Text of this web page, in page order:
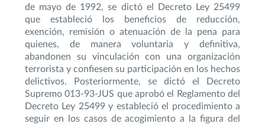
de mayo de 1992, se dictó el Decreto Ley 25499
que estableció los beneficios de reducción,
exención, remisión o atenuación de la pena para
quienes, de manera voluntaria y definitiva,
abandonen su vinculación con una organización
terrorista y confiesen su participación en los hechos
delictivos. Posteriormente, se dictó el Decreto
Supremo 013-93-JUS que aprobó el Reglamento del
Decreto Ley 25499 y estableció el procedimiento a
seguir en los casos de acogimiento a la figura del